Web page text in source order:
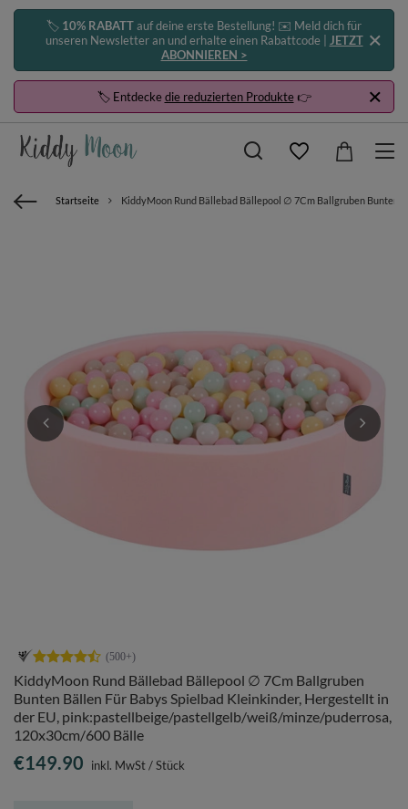
🏷️ 10% RABATTauf deine erste Bestellung! ✉️ Meld dich für
unseren Newsletter an und erhalte einen Rabattcode | JETZT
ABONNIEREN >
🏷️ Entdeckedie reduzierten Produkte👉
Startseite KiddyMoon Rund Bällebad Bällepool ∅ 7Cm Ballgruben Bunten
KiddyMoon Rund Bällebad Bällepool ∅ 7Cm Ballgruben
Bunten Bällen Für Babys Spielbad Kleinkinder, Hergestellt in
der EU, pink:pastellbeige/pastellgelb/weiß/minze/puderrosa,
120x30cm/600 Bälle
€149.90 inkl. MwSt/Stück